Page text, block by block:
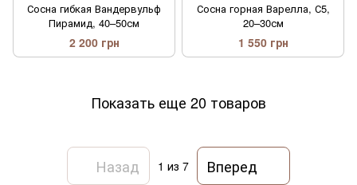
Сосна гибкая Вандервульф
Пирамид, 40–50см
2 200 грн
Сосна горная Варелла, С5,
20–30см
1 550 грн
Показать еще 20 товаров
Назад 1 из 7 Вперед